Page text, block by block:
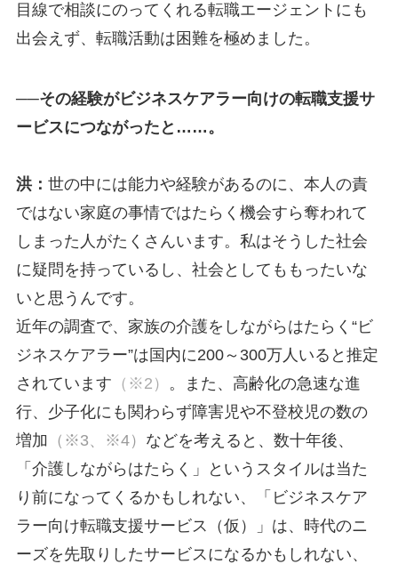
目線で相談にのってくれる転職エージェントにも
出会えず、転職活動は困難を極めました。
──その経験がビジネスケアラー向けの転職支援サ
ービスにつながったと……。
洪： 世の中には能力や経験があるのに、本人の責
ではない家庭の事情ではたらく機会すら奪われて
しまった人がたくさんいます。私はそうした社会
に疑問を持っているし、社会としてももったいな
いと思うんです。
近年の調査で、家族の介護をしながらはたらく“ビ
ジネスケアラー”は国内に200～300万人いると推定
されています （※2）
。また、高齢化の急速な進
行、少子化にも関わらず障害児や不登校児の数の
増加 （※3、※4） などを考えると、数十年後、
「介護しながらはたらく」というスタイルは当た
り前になってくるかもしれない、「ビジネスケア
ラー向け転職支援サービス（仮）」は、時代のニ
ーズを先取りしたサービスになるかもしれない、